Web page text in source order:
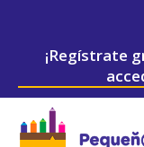
¡Regístrate